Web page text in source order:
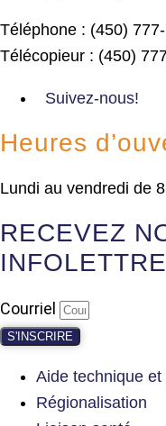
Téléphone : (450)
Télécopieur : (450)
Suivez-nous!
Heures
Lundi au vendredi de
RECEVEZ
Courriel
S'INSCRIRE
Aide technique
Régionalisation